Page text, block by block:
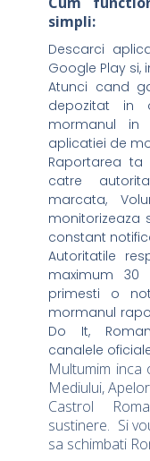
simpli:
Descarci
Google Play si,
Atunci cand
depozitat in
mormanul in
aplicatiei de
Raportarea
catre
marcata,
monitorizeaza
constant
Autoritatile
maximum
primesti o
mormanul
Do It,
canalele
Multumim inca
Mediului,
Castrol
sustinere. Si
sa schimbati